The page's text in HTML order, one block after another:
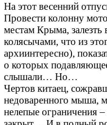
На этот весенний
Провести колонну
местам Крыма,
колясычами, что из
архиинтересно),
о которых
слышали… Но…
Чертов китаец,
недоваренного мыша,
нелепые ограничения